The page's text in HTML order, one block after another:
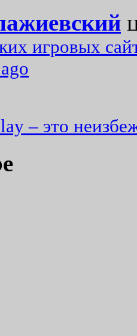
игровых
– это